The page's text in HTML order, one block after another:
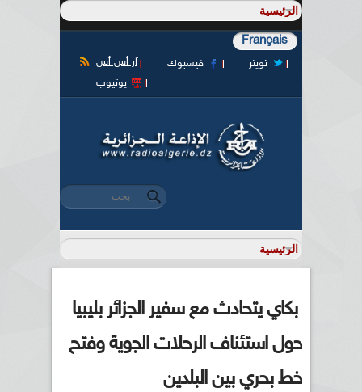
Français
آر أس أس فيسبوك
تويتر
يوتيوب
استمارة البحث
‏بحث ‏
بكاي يتحادث مع سفير الجزائر بليبيا
حول استئناف الرحلات الجوية وفتح
خط بحري بين البلدين